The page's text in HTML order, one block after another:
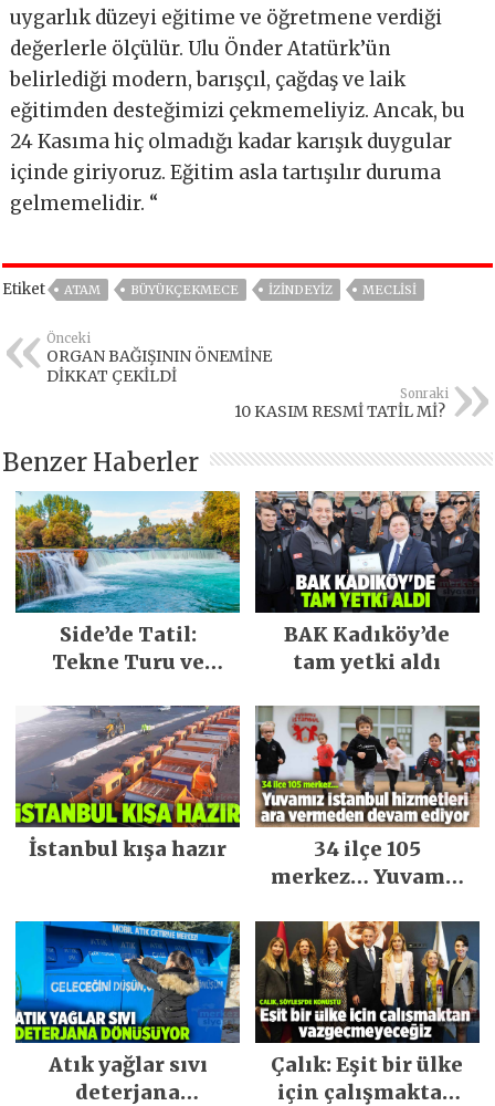
uygarlık düzeyi eğitime ve öğretmene verdiği
değerlerle ölçülür. Ulu Önder Atatürk’ün
belirlediği modern, barışçıl, çağdaş ve laik
eğitimden desteğimizi çekmemeliyiz. Ancak, bu
24 Kasıma hiç olmadığı kadar karışık duygular
içinde giriyoruz. Eğitim asla tartışılır duruma
gelmemelidir. “
Etiket ATAM BÜYÜKÇEKMECE IZINDEYIZ MECLİSİ
Önceki
ORGAN BAĞIŞININ ÖNEMİNE
DİKKAT ÇEKİLDİ
Sonraki
10 KASIM RESMİ TATİL Mİ?
Benzer Haberler
Side’de Tatil:
Tekne Turu ve
BAK Kadıköy’de
tam yetki aldı
İstanbul kışa hazır
34 ilçe 105
merkez… Yuvamız
ara vermeden
devam ediyor
Atık yağlar sıvı
deterjana
Çalık: Eşit bir ülke
için çalışmaktan